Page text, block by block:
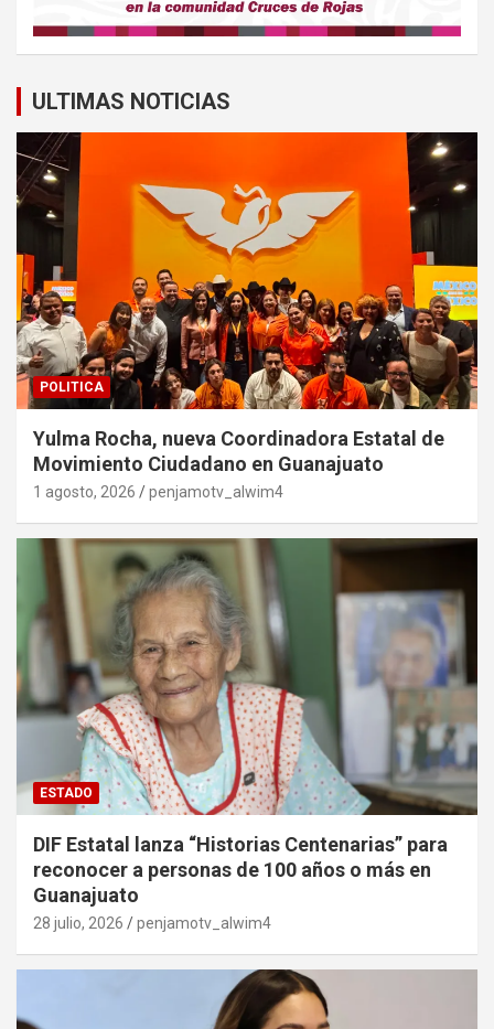
ULTIMAS NOTICIAS
POLITICA
Yulma Rocha, nueva Coordinadora Estatal de
Movimiento Ciudadano en Guanajuato
1 agosto, 2026 penjamotv_alwim4
ESTADO
DIF Estatal lanza “Historias Centenarias” para
reconocer a personas de 100 años o más en
Guanajuato
28 julio, 2026 penjamotv_alwim4